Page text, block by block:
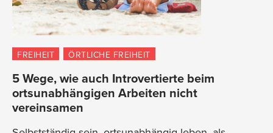
FREIHEIT ÖRTLICHE FREIHEIT
5 Wege, wie auch Introvertierte beim
ortsunabhängigen Arbeiten nicht
vereinsamen